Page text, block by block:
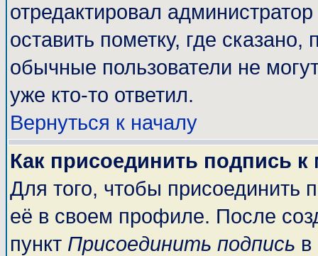
отредактировал
оставить пометку, где
обычные пользователи не
уже кто-то ответил.
Вернуться к началу
Как присоединить подпись
Для того, чтобы присоединить
её в своем профиле. После
пункт Присоединить подпись